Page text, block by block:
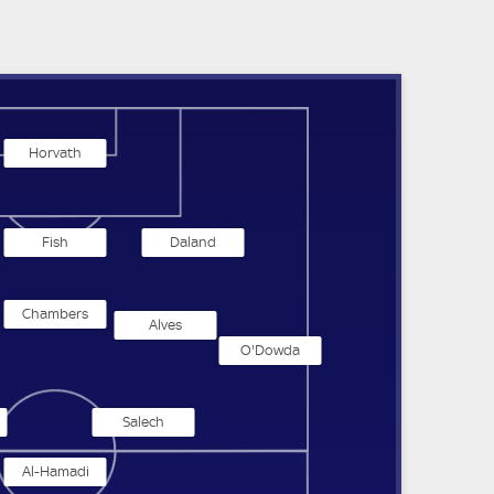
Horvath
Fish Daland
Chambers
Alves
O'Dowda
Salech
Al-Hamadi